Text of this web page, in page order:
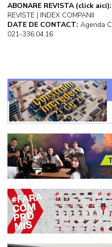
ABONARE REVISTA (click aici):
REVISTE | INDEX COMPANII
DATE DE CONTACT: Agenda
021-336.04.16